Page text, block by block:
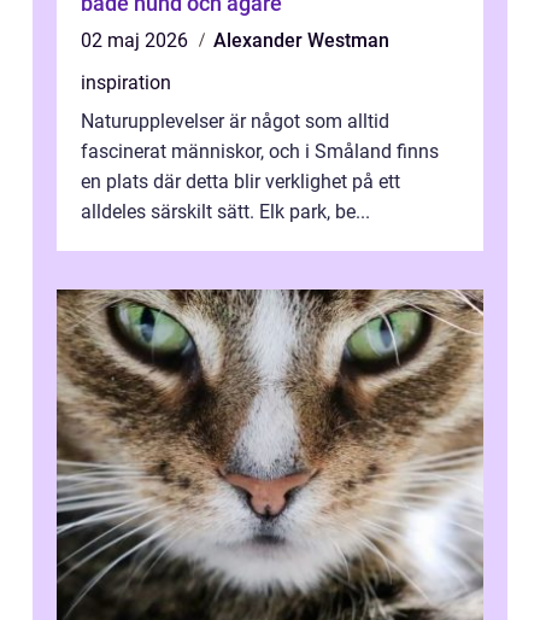
02 maj 2026
Alexander Westman
inspiration
Naturupplevelser är något som alltid
fascinerat människor, och i Småland finns
en plats där detta blir verklighet på ett
alldeles särskilt sätt. Elk park, be...